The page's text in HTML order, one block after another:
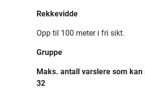
Rekkevidde
Opp til 100 meter i fri sikt.
Gruppe
Maks. antall varslere som
32